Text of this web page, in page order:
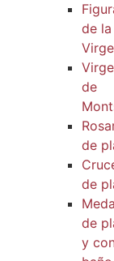
de la
de
de
de
de
y